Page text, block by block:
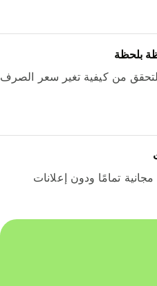
بلحظة
من كيفية تغير سعر الصرف
تمامًا ودون إعلانات